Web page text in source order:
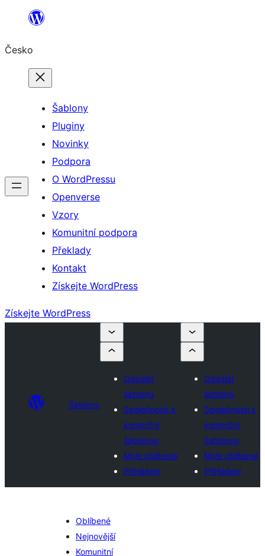
Přeskočit
obsah
Česko
Šablony
Pluginy
Novinky
Podpora
O WordPressu
Openverse
Vzory
Komunitní podpora
Překlady
Kontakt
Získejte WordPress
Získejte WordPress
Šablony
Odeslat
šablonu
Společnosti s
komerční
šablonou
Moje oblíbené
Přihlášení
Odeslat
šablonu
Společnosti s
komerční
šablonou
Moje oblíbené
Přihlášení
Oblíbené
Nejnovější
Komunitní